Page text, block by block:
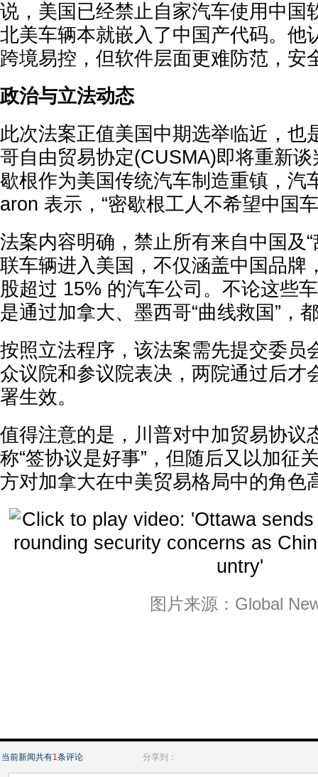
说，美国已经禁止自家汽车使用中国
北美车辆本就嵌入了中国产代码。他
跨境易控，但软件层面更难防范，安
政治与立法动态
此次法案正值美国中期选举临近，也
哥自由贸易协定(CUSMA)即将重新
歇根作为美国传统汽车制造重镇，汽
aron 表示，“密歇根工人不希望中国
法案内容明确，禁止所有来自中国及
联车辆进入美国，不仅涵盖中国品牌
股超过 15% 的汽车公司。不论这些
是通过加拿大、墨西哥“曲线救国”，
按照立法程序，该法案需先提交委员
众议院和参议院表决，两院通过后才
署生效。
值得注意的是，川普对中加贸易协议
称“签协议是好事”，但随后又以加征
方对加拿大在中美贸易格局中的角色
图片来源：Global
当前新闻共有1条评论 分享到：